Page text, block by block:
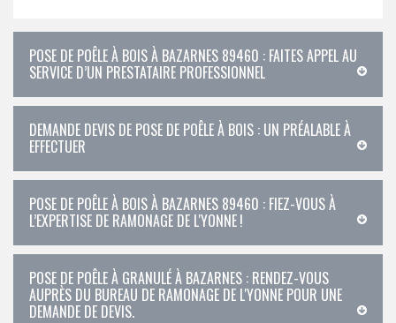
POSE DE POÊLE À BOIS À BAZARNES 89460 : FAITES APPEL AU
SERVICE D’UN PRESTATAIRE PROFESSIONNEL
DEMANDE DEVIS DE POSE DE POÊLE À BOIS : UN PRÉALABLE À
EFFECTUER
POSE DE POÊLE À BOIS À BAZARNES 89460 : FIEZ-VOUS À
L’EXPERTISE DE RAMONAGE DE L'YONNE !
POSE DE POÊLE À GRANULÉ À BAZARNES : RENDEZ-VOUS
AUPRÈS DU BUREAU DE RAMONAGE DE L'YONNE POUR UNE
DEMANDE DE DEVIS.